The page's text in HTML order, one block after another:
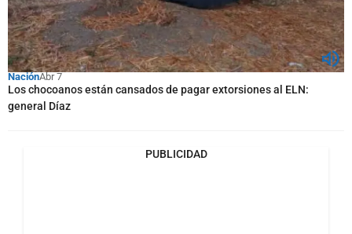
NaciónAbr 7
Los chocoanos están cansados de pagar extorsiones al ELN:
general Díaz
PUBLICIDAD